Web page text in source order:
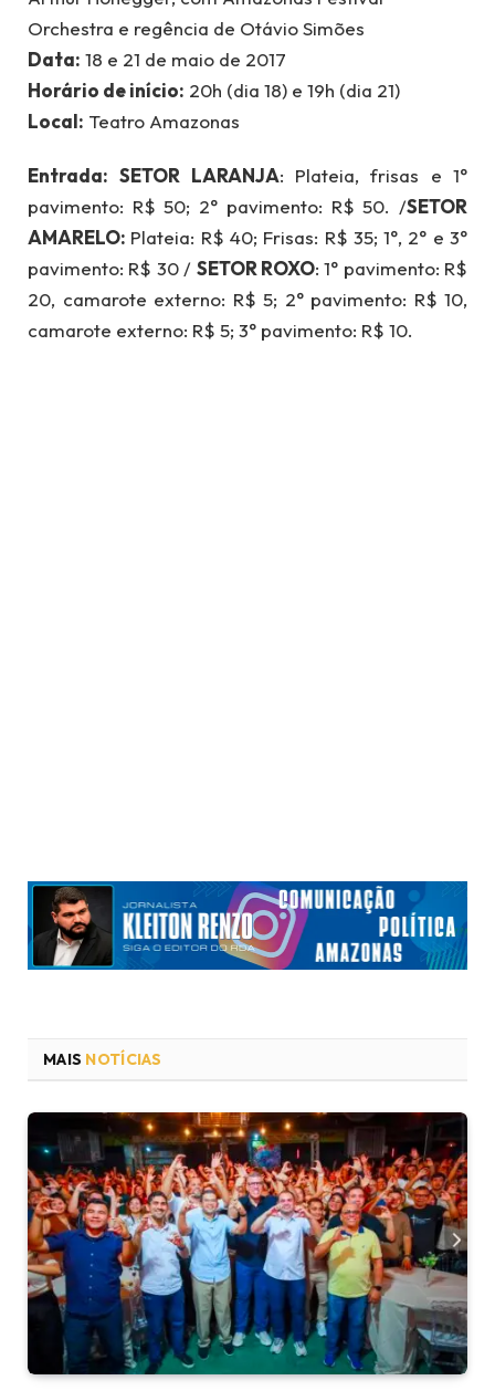
Orchestra e regência de Otávio Simões
Data: 18 e 21 de maio de 2017
Horário de início: 20h (dia 18) e 19h (dia 21)
Local: Teatro Amazonas
Entrada: SETOR LARANJA: Plateia, frisas e 1°
pavimento: R$ 50; 2° pavimento: R$ 50. /SETOR
AMARELO: Plateia: R$ 40; Frisas: R$ 35; 1°, 2° e 3°
pavimento: R$ 30 / SETOR ROXO: 1° pavimento: R$
20, camarote externo: R$ 5; 2° pavimento: R$ 10,
camarote externo: R$ 5; 3° pavimento: R$ 10.
MAIS NOTÍCIAS